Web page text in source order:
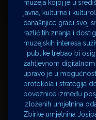
muzeja kojoj je u
javna, kulturna i
današnjice gradi svoj
različitih znanja i
muzejskih interesa
i publike trebao bi
zahtjevnom
upravo je u
protokola i strategija
poveznice između
izloženih umjetnina
Zbirke umjetnina